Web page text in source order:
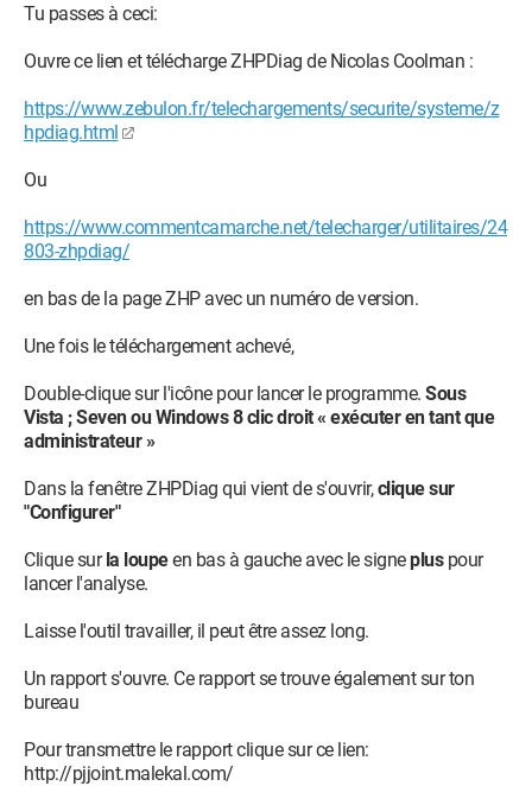
Tu passes à ceci:
Ouvre ce lien et télécharge ZHPDiag de Nicolas Coolman :
https://www.zebulon.fr/telechargements/securite/systeme/z
hpdiag.html
Ou
https://www.commentcamarche.net/telecharger/utilitaires/24
803-zhpdiag/
en bas de la page ZHP avec un numéro de version.
Une fois le téléchargement achevé,
Double-clique sur l'icône pour lancer le programme. Sous
Vista ; Seven ou Windows 8 clic droit « exécuter en tant que
administrateur »
Dans la fenêtre ZHPDiag qui vient de s'ouvrir,clique sur
"Configurer"
Clique surla loupeen bas à gauche avec le signepluspour
lancer l'analyse.
Laisse l'outil travailler, il peut être assez long.
Un rapport s'ouvre. Ce rapport se trouve également sur ton
bureau
Pour transmettre le rapport clique sur ce lien:
http://pjjoint.malekal.com/